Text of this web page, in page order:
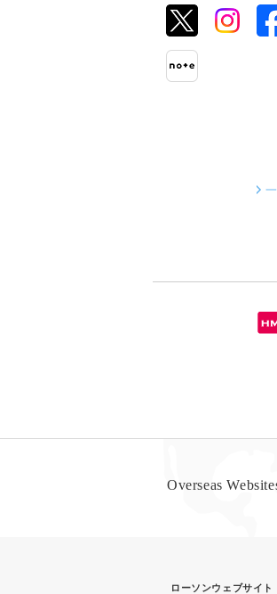
Overseas
ローソンウェブサイト